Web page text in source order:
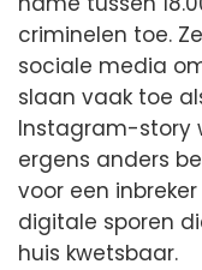
criminelen toe.
sociale media
slaan vaak toe
Instagram-story
ergens anders
voor een
digitale sporen
huis kwetsbaar.